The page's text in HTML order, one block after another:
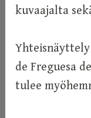
kuvaajalta
Yhteisnäyttely
de Freguesa
tulee